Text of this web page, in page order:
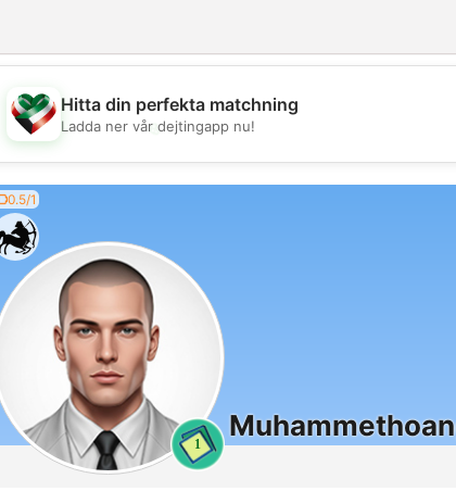
💖
Hitta din perfekta matchning
Ladda ner vår dejtingapp nu!
0.5/1
1